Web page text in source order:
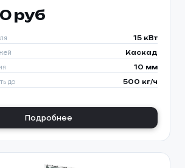
руб
15 кВт
Каскад
10 мм
до 500 кг/ч
Подробнее